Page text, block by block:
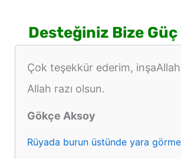
Desteğiniz Bize
Çok teşekkür ederim,
Allah razı olsun.
Gökçe Aksoy
Rüyada burun üstünde yara